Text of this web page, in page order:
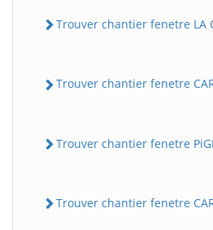
Trouver chantier fenetre LA
Trouver chantier fenetre
Trouver chantier fenetre
Trouver chantier fenetre